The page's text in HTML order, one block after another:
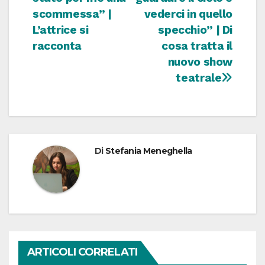
vederci in quello
specchio” | Di
cosa tratta il
nuovo show
teatrale
scommessa” |
L’attrice si
racconta
Di Stefania Meneghella
ARTICOLI CORRELATI